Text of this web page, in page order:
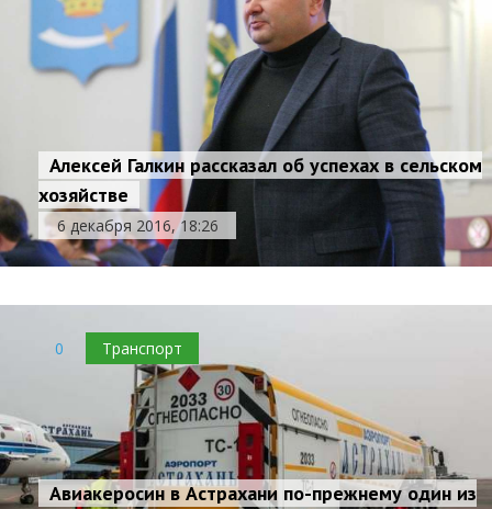
Алексей Галкин рассказал об успехах в сельском
хозяйстве
6 декабря 2016, 18:26
0 Транспорт
Авиакеросин в Астрахани по-прежнему один из